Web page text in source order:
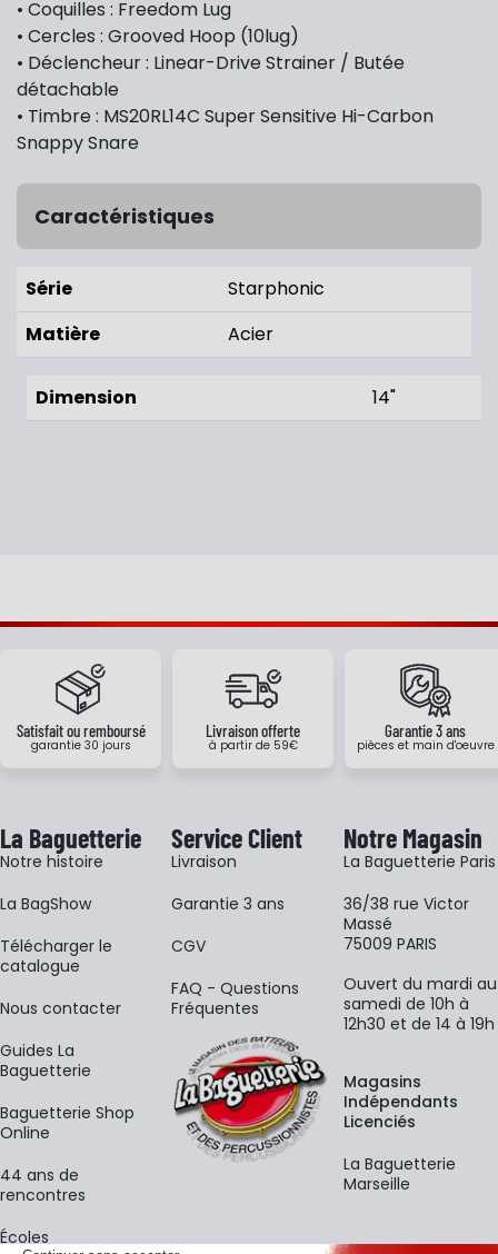
• Coquilles : Freedom Lug
• Cercles : Grooved Hoop (10lug)
• Déclencheur : Linear-Drive Strainer / Butée
détachable
• Timbre : MS20RL14C Super Sensitive Hi-Carbon
Snappy Snare
Caractéristiques
Série
Starphonic
Matière
Acier
Dimension 14"
Satisfait ou remboursé
garantie 30 jours
Livraison offerte
à partir de 59€
Garantie 3 ans
pièces et main d'oeuvre
La Baguetterie
Notre histoire
La BagShow
​Télécharger le
catalogue
Nous contacter
Guides La
Baguetterie
Baguetterie Shop
Online
44 ans de
rencontres
Écoles
Service Client
Livraison
Garantie 3 ans
CGV
FAQ - Questions
Fréquentes
Notre Magasin
La Baguetterie Paris
36/38 rue Victor
Massé
75009 PARIS
Ouvert du mardi au
samedi de 10h à
12h30 et de 14 à 19h
Magasins
Indépendants
Licenciés
La Baguetterie
Marseille